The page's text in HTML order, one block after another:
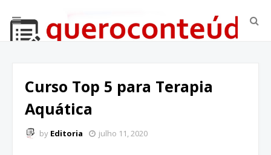
Curso Top 5 para Terapia
Aquática
by Editoria julho 11, 2020